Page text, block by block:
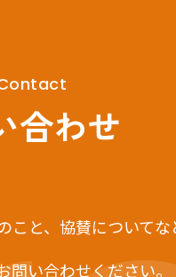
ontact
合わせ
と、 協賛についてな
問い合わせください。